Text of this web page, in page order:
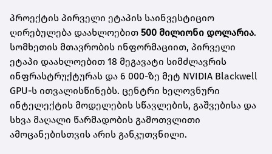
პროექტის პირველი ეტაპის საინვესტიციო
ღირებულება დაახლოებით 500 მილიონი დოლარია.
სომხეთის მთავრობის ინფორმაციით, პირველი
ეტაპი დაახლოებით 18 მეგავატი სიმძლავრის
ინფრასტრუქტურას და 6 000-ზე მეტ NVIDIA Blackwell
GPU-ს ითვალისწინებს. ცენტრი ხელოვნური
ინტელექტის მოდელების სწავლების, გაშვებისა და
სხვა მაღალი წარმადობის გამოთვლითი
ამოცანებისთვის არის განკუთვნილი.